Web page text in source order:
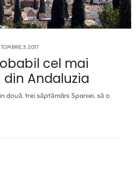
3, 2017
cel mai
Andaluzia
două, trei săptămâni Spaniei, să o